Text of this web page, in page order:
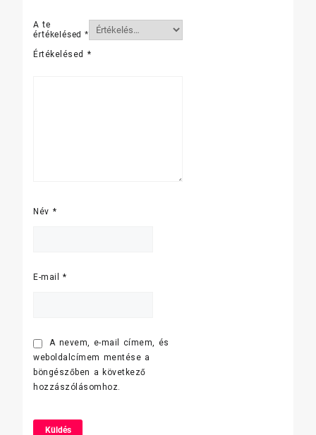
A te
értékelésed*
Értékelésed *
Név *
E-mail*
A nevem, e-mail címem, és
weboldalcímem mentése a
böngészőben a következő
hozzászólásomhoz.